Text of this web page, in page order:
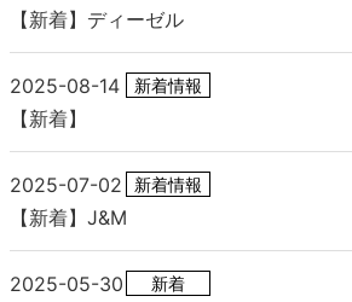
【新着】ディーゼル
2025-08-14 新着情報
【新着】
2025-07-02 新着情報
【新着】J&M
2025-05-30 新着